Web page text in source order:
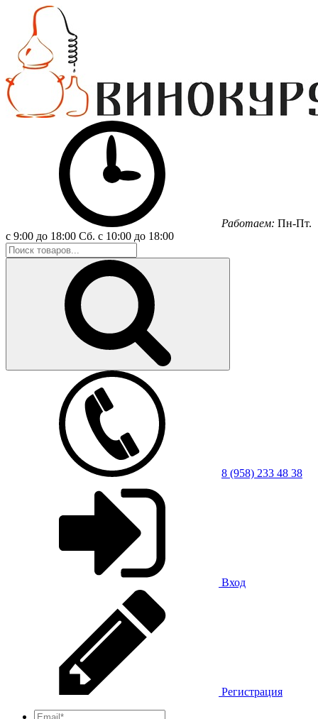
Работаем: Пн-Пт.
с 9:00 до 18:00 Сб. с 10:00 до 18:00
8 (958) 233 48 38
Вход
Регистрация